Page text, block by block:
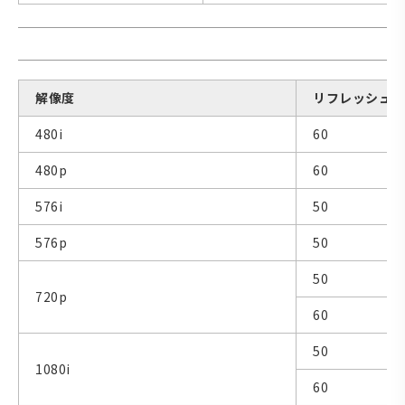
解像度
リフレッシュ
480i
60
480p
60
576i
50
576p
50
720p
50
60
1080i
50
60